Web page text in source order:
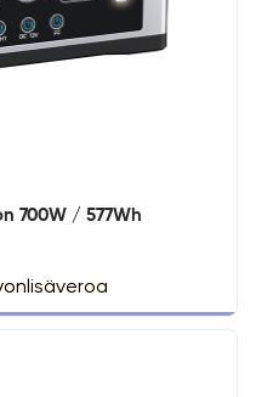
700W / 577Wh